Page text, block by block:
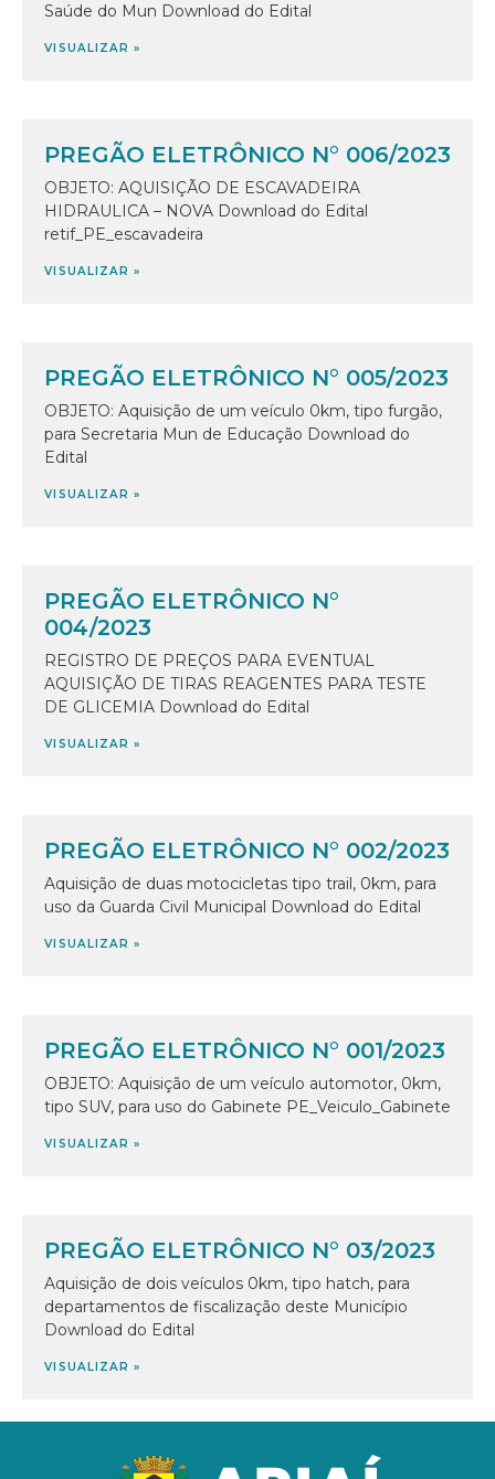
Saúde do Mun Download do Edital
VISUALIZAR »
PREGÃO ELETRÔNICO N° 006/2023
OBJETO: AQUISIÇÃO DE ESCAVADEIRA
HIDRAULICA – NOVA Download do Edital
retif_PE_escavadeira
VISUALIZAR »
PREGÃO ELETRÔNICO N° 005/2023
OBJETO: Aquisição de um veículo 0km, tipo furgão,
para Secretaria Mun de Educação Download do
Edital
VISUALIZAR »
PREGÃO ELETRÔNICO N°
004/2023
REGISTRO DE PREÇOS PARA EVENTUAL
AQUISIÇÃO DE TIRAS REAGENTES PARA TESTE
DE GLICEMIA Download do Edital
VISUALIZAR »
PREGÃO ELETRÔNICO N° 002/2023
Aquisição de duas motocicletas tipo trail, 0km, para
uso da Guarda Civil Municipal Download do Edital
VISUALIZAR »
PREGÃO ELETRÔNICO N° 001/2023
OBJETO: Aquisição de um veículo automotor, 0km,
tipo SUV, para uso do Gabinete PE_Veiculo_Gabinete
VISUALIZAR »
PREGÃO ELETRÔNICO N° 03/2023
Aquisição de dois veículos 0km, tipo hatch, para
departamentos de fiscalização deste Município
Download do Edital
VISUALIZAR »